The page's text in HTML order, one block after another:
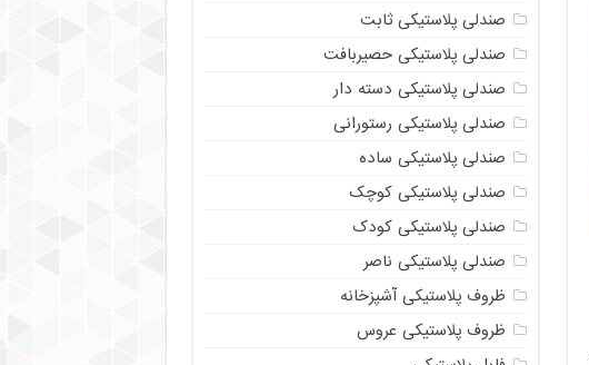
صندلی پلاستیکی ثابت
صندلی پلاستیکی حصیربافت
صندلی پلاستیکی دسته دار
صندلی پلاستیکی رستورانی
صندلی پلاستیکی ساده
صندلی پلاستیکی کوچک
صندلی پلاستیکی کودک
صندلی پلاستیکی ناصر
ظروف پلاستیکی آشپزخانه
ظروف پلاستیکی عروس